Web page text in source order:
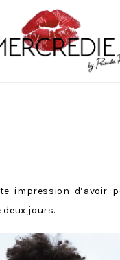
impression d’avoir
deux jours.